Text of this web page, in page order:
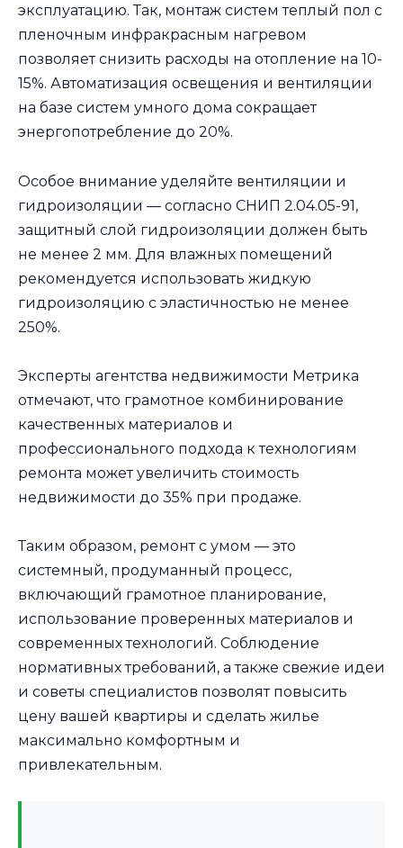
эксплуатацию. Так, монтаж систем теплый пол с
пленочным инфракрасным нагревом
позволяет снизить расходы на отопление на 10-
15%. Автоматизация освещения и вентиляции
на базе систем умного дома сокращает
энергопотребление до 20%.
Особое внимание уделяйте вентиляции и
гидроизоляции — согласно СНИП 2.04.05-91,
защитный слой гидроизоляции должен быть
не менее 2 мм. Для влажных помещений
рекомендуется использовать жидкую
гидроизоляцию с эластичностью не менее
250%.
Эксперты агентства недвижимости Метрика
отмечают, что грамотное комбинирование
качественных материалов и
профессионального подхода к технологиям
ремонта может увеличить стоимость
недвижимости до 35% при продаже.
Таким образом, ремонт с умом — это
системный, продуманный процесс,
включающий грамотное планирование,
использование проверенных материалов и
современных технологий. Соблюдение
нормативных требований, а также свежие идеи
и советы специалистов позволят повысить
цену вашей квартиры и сделать жилье
максимально комфортным и
привлекательным.